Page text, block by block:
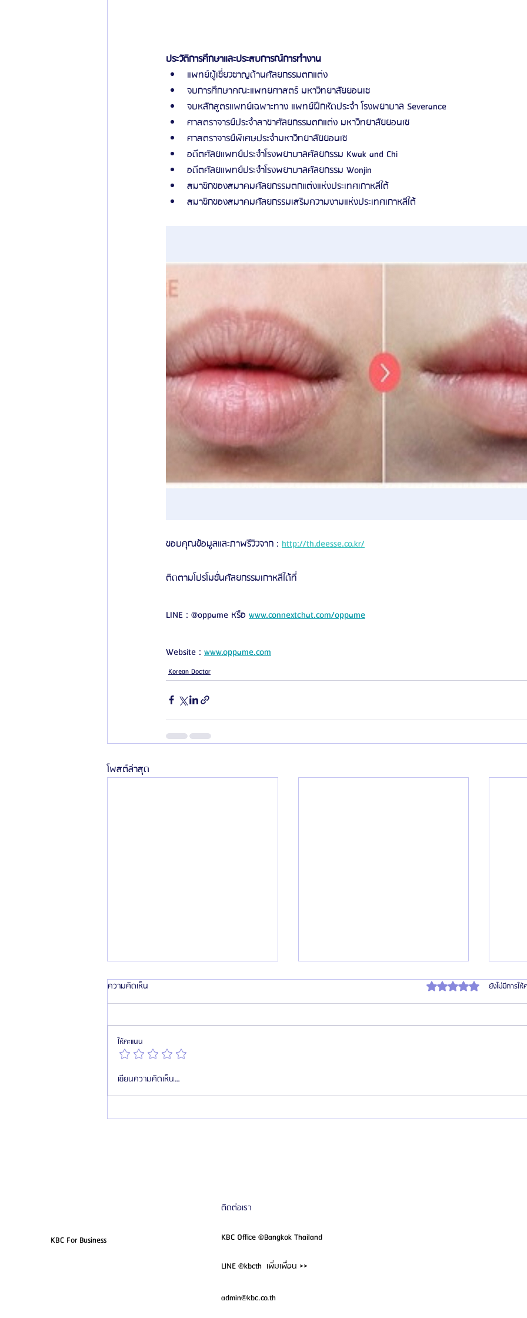
ประวัติการศึกษาและประสบการณ์การทำงาน
แพทย์ผู้เชี่ยวชาญด้านศัลยกรรมตกแต่ง
จบการศึกษาคณะแพทยศาสตร์ มหาวิทยาลัยยอนเช
จบหลักสูตรแพทย์เฉพาะทาง แพทย์ฝึกหัดประจํา โรงพยาบาล Severance
ศาสตราจารย์ประจําสาขาศัลยกรรมตกแต่ง มหาวิทยาลัยยอนเซ
ศาสตราจารย์พิเศษประจํามหาวิทยาลัยยอนเซ
อดีตศัลยแพทย์ประจําโรงพยาบาลศัลยกรรม Kwak and Chi
อดีตศัลยแพทย์ประจําโรงพยาบาลศัลยกรรม Wonjin
สมาชิกของสมาคมศัลยกรรมตกแต่งแห่งประเทศเกาหลีใต้
สมาชิกของสมาคมศัลยกรรมเสริมความงามแห่งประเทศเกาหลีใต้
ขอบคุณข้อมูลและภาพรีวิวจาก : http://th.deesse.co.kr/
ติดตามโปรโมชั่นศัลยกรรมเกาหลีได้ที่
LINE : @oppame หรือ www.connextchat.com/oppame
Website : www.oppame.com
Korean Doctor
โพสต์ล่าสุด
แนะนำศัลยแพทย์: ดร.ซองฮามิน
(Dr. Kim Hyoheon)
ความคิดเห็น ได้รับ 0 เต็ม 5 ดาวยังไม่มีการให้
ให้คะแนน
เขียนความคิดเห็น…
KBC For Business
ติดต่อเรา
KBC Office @Bangkok Thailand
LINE @kbcth เพิ่มเพื่อน >>
admin@kbc.co.th